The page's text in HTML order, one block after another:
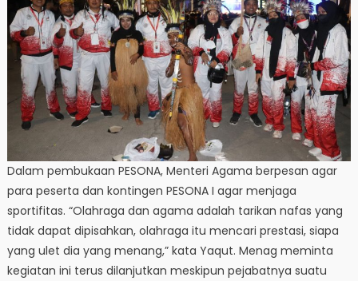
Dalam pembukaan PESONA, Menteri Agama berpesan agar
para peserta dan kontingen PESONA I agar menjaga
sportifitas. “Olahraga dan agama adalah tarikan nafas yang
tidak dapat dipisahkan, olahraga itu mencari prestasi, siapa
yang ulet dia yang menang,” kata Yaqut. Menag meminta
kegiatan ini terus dilanjutkan meskipun pejabatnya suatu